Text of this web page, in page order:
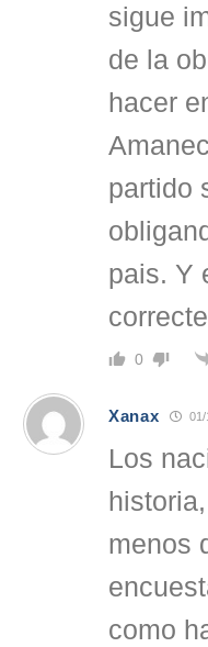
sigue
de la
hacer
partido
pais. Y
0
Xanax 01/
Los
menos
como